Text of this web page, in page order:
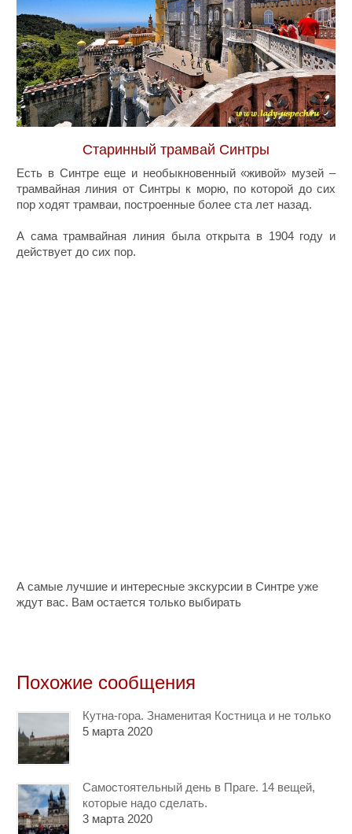
Старинный трамвай Синтры
Есть в Синтре еще и необыкновенный «живой» музей –
трамвайная линия от Синтры к морю, по которой до сих
пор ходят трамваи, построенные более ста лет назад.
А сама трамвайная линия была открыта в 1904 году и
действует до сих пор.
А самые лучшие и интересные экскурсии в Синтре уже
ждут вас. Вам остается только выбирать
Похожие сообщения
Кутна-гора. Знаменитая Костница и не только
5 марта 2020
Самостоятельный день в Праге. 14 вещей,
которые надо сделать.
3 марта 2020